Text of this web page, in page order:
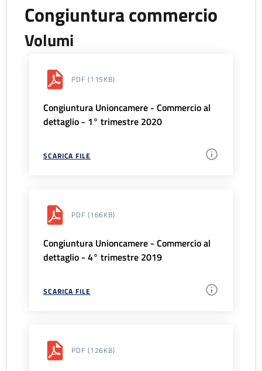
Congiuntura commercio
Volumi
PDF (115KB)
Congiuntura Unioncamere - Commercio al
dettaglio - 1° trimestre 2020
SCARICA FILE
PDF (166KB)
Congiuntura Unioncamere - Commercio al
dettaglio - 4° trimestre 2019
SCARICA FILE
PDF (126KB)